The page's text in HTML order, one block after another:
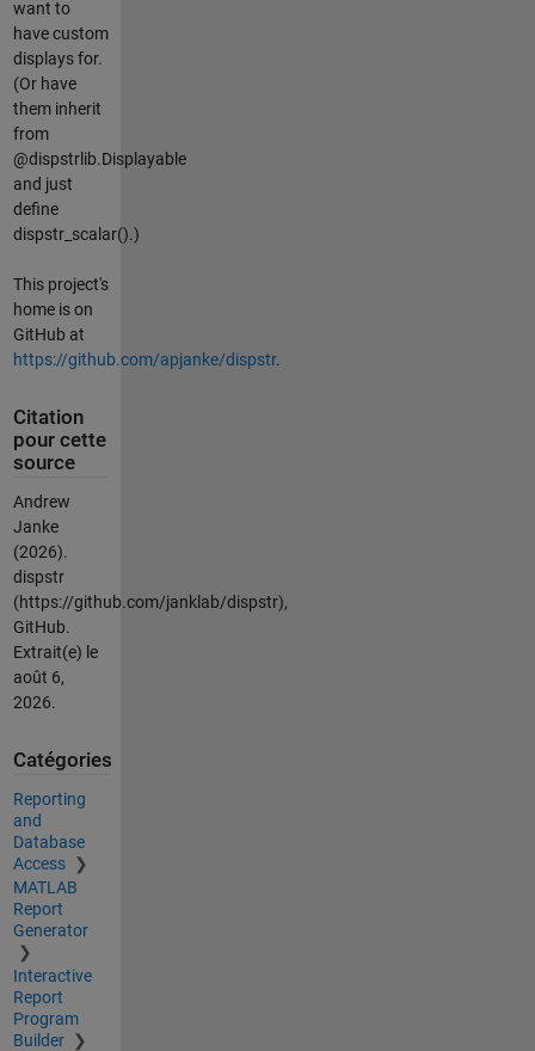
want to
have custom
displays for.
(Or have
them inherit
from
@dispstrlib.Displayable
and just
define
dispstr_scalar().)
This project's
home is on
GitHub at
https://github.com/apjanke/dispstr.
Citation
pour cette
source
Andrew
Janke
(2026).
dispstr
(https://github.com/janklab/dispstr),
GitHub.
Extrait(e) le
août 6,
2026.
Catégories
Reporting
and
Database
Access
MATLAB
Report
Generator
Interactive
Report
Program
Builder